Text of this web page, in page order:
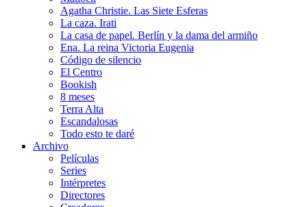
Agatha Christie. Las Siete Esferas
La caza. Irati
La casa de papel. Berlín y la dama del armiño
Ena. La reina Victoria Eugenia
Código de silencio
El Centro
Bookish
8 meses
Terra Alta
Escandalosas
Todo esto te daré
Archivo
Películas
Series
Intérpretes
Directores